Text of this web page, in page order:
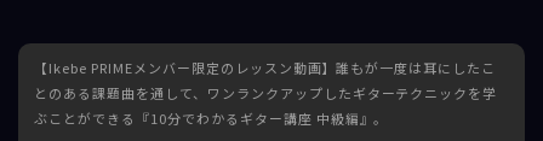
【Ikebe PRIMEメンバー限定のレッスン動画】誰もが一度は耳にしたこ
とのある課題曲を通して、ワンランクアップしたギターテクニックを学
ぶことができる『10分でわかるギター講座 中級編』。